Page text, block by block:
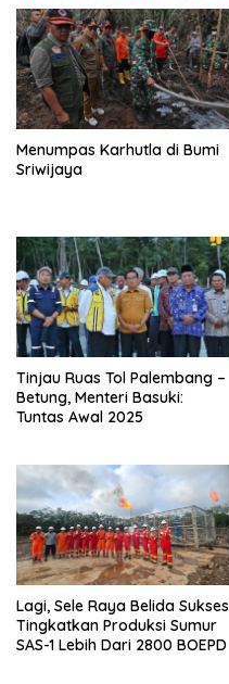
Menumpas Karhutla di Bumi
Sriwijaya
Tinjau Ruas Tol Palembang –
Betung, Menteri Basuki:
Tuntas Awal 2025
Lagi, Sele Raya Belida Sukses
Tingkatkan Produksi Sumur
SAS-1 Lebih Dari 2800 BOEPD